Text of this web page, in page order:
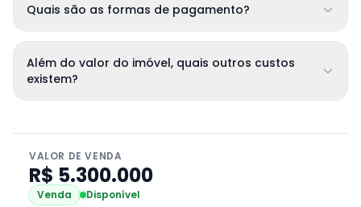
Quais são as formas de pagamento?
Além do valor do imóvel, quais outros custos
existem?
VALOR DE VENDA
R$ 5.300.000
Venda Disponível